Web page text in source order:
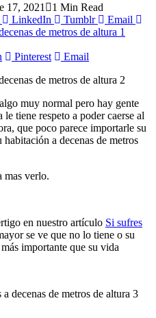
17, 2021
1 Min Read
LinkedIn Tumblr Email
Pinterest Email
muy normal pero hay gente
tiene respeto a poder caerse al
que poco parece importarle su
a decenas de metros
mas verlo.
en nuestro artículo Si sufres
se ve que no lo tiene o su
importante que su vida